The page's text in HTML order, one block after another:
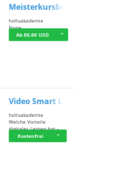
Meisterkursbegl…
holluakademie
None
Ab 80,66 USD
Video Smart Lea…
holluakademie
Welche Vorteile
digitales Lernen hat - …
Kostenfrei